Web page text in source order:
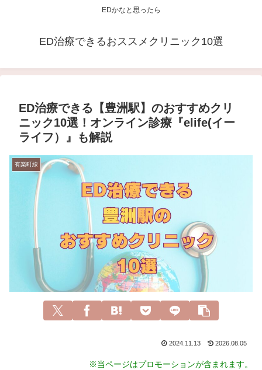
EDかなと思ったら
ED治療できるおススメクリニック10選
ED治療できる【豊洲駅】のおすすめクリ
ニック10選！オンライン診療『elife(イー
ライフ）』も解説
有楽町線
2024.11.13 2026.08.05
※当ページはプロモーションが含まれます。